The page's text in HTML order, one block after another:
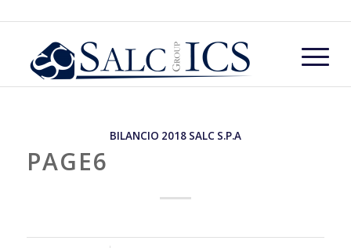
BILANCIO 2018 SALC S.P.A
PAGE6